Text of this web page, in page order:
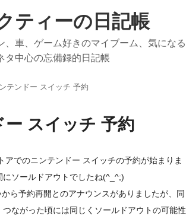
ティーの日記帳
、車、ゲーム好きのマイブーム、気になる
タ中心の忘備録的日記帳
テンドー スイッチ 予約
ー スイッチ 予約
アでのニンテンドー スイッチの予約が始まりま
にソールドアウトでしたね(^_^;)
ら予約再開とのアナウンスがありましたが、同
つながった頃には同じくソールドアウトの可能性